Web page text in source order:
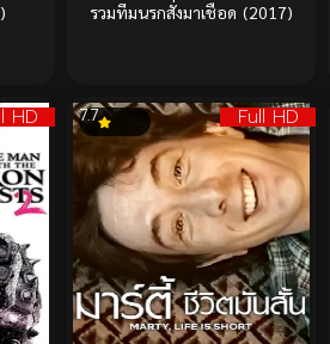
รวมทีมนรกสั่งมาเชือด (2017)
HD Full HD
7.7